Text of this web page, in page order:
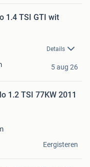
1.4 TSI GTI wit
Details
5 aug 26
1.2 TSI 77KW 2011
Eergisteren